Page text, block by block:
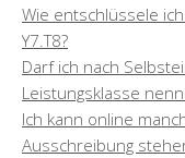
Wie entschlüssele
Y7.T8?
Darf ich nach
Leistungsklasse
Ich kann online
Ausschreibung